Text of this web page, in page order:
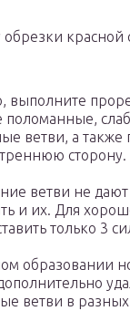
обрезки
выполните
поломанные,
ветви, а также
сторону.
ветви не
и их. Для
только 3
образовании
ветви в разных